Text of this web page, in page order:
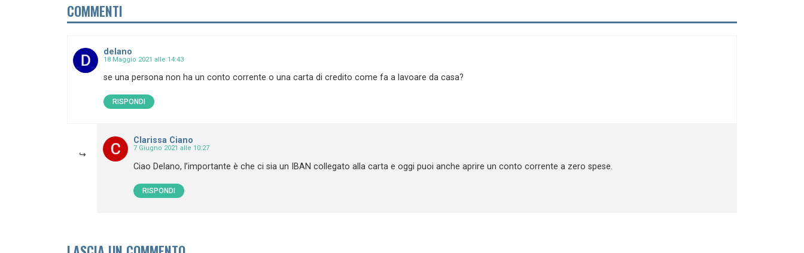
COMMENTI
delano
18 Maggio 2021 alle 14:43
se una persona non ha un conto corrente o una carta di credito come fa a lavoare da casa?
RISPONDI
Clarissa Ciano
7 Giugno 2021 alle 10:27
Ciao Delano, l’importante è che ci sia un IBAN collegato alla carta e oggi puoi anche aprire un conto corrente a zero spese.
RISPONDI